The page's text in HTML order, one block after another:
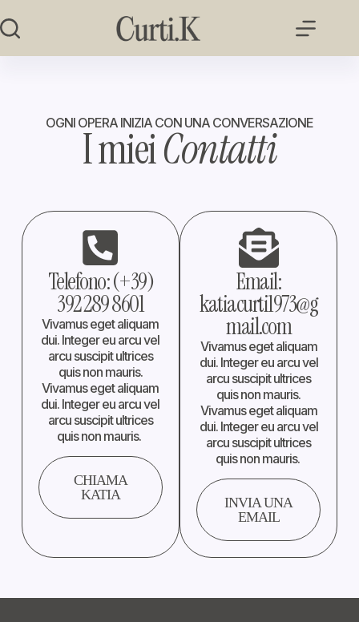
OGNI OPERA INIZIA CON UNA CONVERSAZIONE
I mieiContatti
Telefono: (+39)
392 289 8601
Vivamus eget aliquam
dui. Integer eu arcu vel
arcu suscipit ultrices
quis non mauris.
Vivamus eget aliquam
dui. Integer eu arcu vel
arcu suscipit ultrices
quis non mauris.
CHIAMA
KATIA
Email:
katiacurti1973@g
mail.com
Vivamus eget aliquam
dui. Integer eu arcu vel
arcu suscipit ultrices
quis non mauris.
Vivamus eget aliquam
dui. Integer eu arcu vel
arcu suscipit ultrices
quis non mauris.
INVIA UNA
EMAIL